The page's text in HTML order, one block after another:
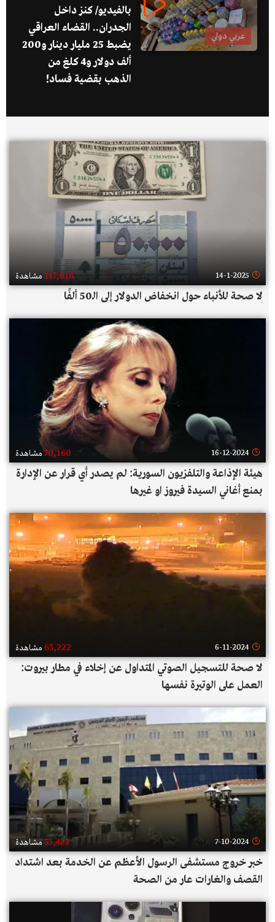
عربي دولي
بالفيديو/ كنز داخل
الجدران.. القضاء العراقي
يضبط 25 مليار دينار و200
ألف دولار و4 كلغ من
الذهب بقضية فساد!
14-1-2025
117,616 مشاهدة
لا صحة للأنباء حول انخفاض الدولار إلى الـ50 ألفًا
16-12-2024
70,160مشاهدة
هيئة الإذاعة والتلفزيون السورية: لم يصدر أي قرار عن الإدارة
بمنع أغاني السيدة فيروز او غيرها
6-11-2024
65,222 مشاهدة
لا صحة للتسجيل الصوتي المتداول عن إخلاء في مطار بيروت:
العمل على الوتيرة نفسها
7-10-2024
53,423 مشاهدة
خبر خروج مستشفى الرسول الأعظم عن الخدمة بعد اشتداد
القصف والغارات عار من الصحة